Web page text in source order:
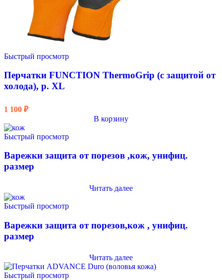
Быстрый просмотр
Перчатки FUNCTION ThermoGrip (с защитой от
холода), р. XL
1 100 ₽
В корзину
Быстрый просмотр
Варежки защита от порезов ,кож, унифиц.
размер
Читать далее
Быстрый просмотр
Варежки защита от порезов,кож , унифиц.
размер
Читать далее
Быстрый просмотр